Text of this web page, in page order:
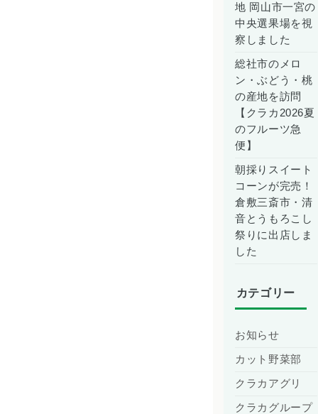
地 岡山市一宮の
中央選果場を視
察しました
総社市のメロ
ン・ぶどう・桃
の産地を訪問
【クラカ2026夏
のフルーツ急
便】
朝採りスイート
コーンが完売！
倉敷三斎市・清
音とうもろこし
祭りに出店しま
した
カテゴリー
お知らせ
カット野菜部
クラカアグリ
クラカグループ